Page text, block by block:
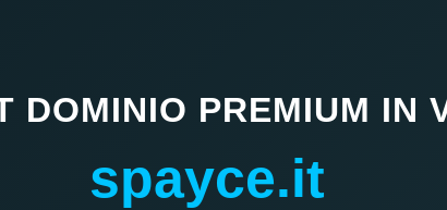
DOMINIO PREMIUM IN
spayce.it